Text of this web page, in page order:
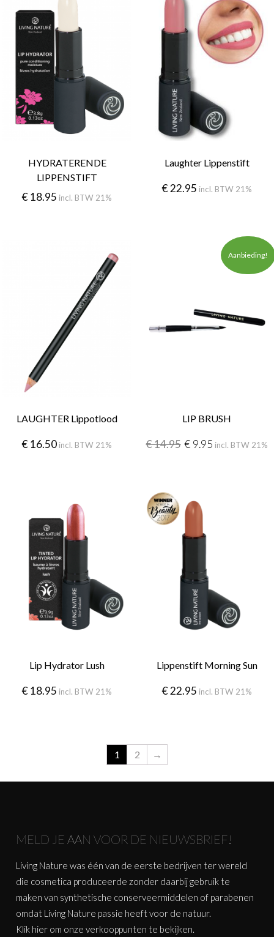
HYDRATERENDE
LIPPENSTIFT
€18.95 incl. BTW 21%
Laughter Lippenstift
€22.95 incl. BTW 21%
LAUGHTER Lippotlood
€16.50 incl. BTW 21%
Aanbieding!
LIP BRUSH
€14.95 € 9.95 incl. BTW 21%
Lip Hydrator Lush
€18.95 incl. BTW 21%
Lippenstift Morning Sun
€22.95 incl. BTW 21%
1 2 →
MELD JE AAN VOOR DE NIEUWSBRIEF!
Living Nature was één van de eerste bedrijven ter wereld
die cosmetica produceerde zonder daarbij gebruik te
maken van synthetische conserveermiddelen of parabenen
omdat Living Nature passie heeft voor de natuur.
Klik hier om onze verkooppunten te bekijken.